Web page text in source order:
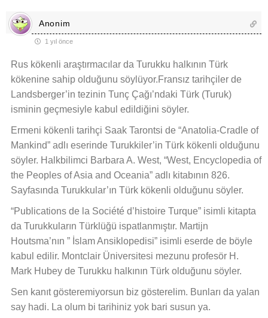
Anonim
1 yıl önce
Rus kökenli araştırmacılar da Turukku halkının Türk
kökenine sahip olduğunu söylüyor.Fransız tarihçiler de
Landsberger’in tezinin Tunç Çağı’ndaki Türk (Turuk)
isminin geçmesiyle kabul edildiğini söyler.
Ermeni kökenli tarihçi Saak Tarontsi de “Anatolia-Cradle of
Mankind” adlı eserinde Turukkiler’in Türk kökenli olduğunu
söyler. Halkbilimci Barbara A. West, “West, Encyclopedia of
the Peoples of Asia and Oceania” adlı kitabının 826.
Sayfasında Turukkular’ın Türk kökenli olduğunu söyler.
“Publications de la Société d’histoire Turque” isimli kitapta
da Turukkuların Türklüğü ispatlanmıştır. Martijn
Houtsma’nın ” İslam Ansiklopedisi” isimli eserde de böyle
kabul edilir. Montclair Üniversitesi mezunu profesör H.
Mark Hubey de Turukku halkının Türk olduğunu söyler.
Sen kanıt gösteremiyorsun biz gösterelim. Bunları da yalan
say hadi. La olum bi tarihiniz yok bari susun ya.